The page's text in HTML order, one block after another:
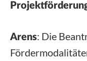
Arens: Die